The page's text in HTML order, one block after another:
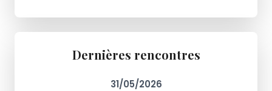
Dernières rencontres
31/05/2026